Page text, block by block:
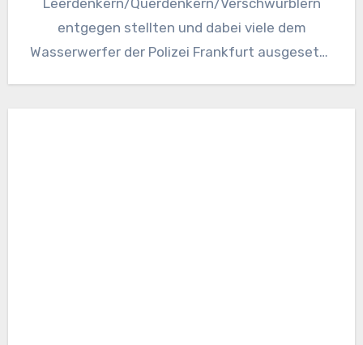
Leerdenkern/Querdenkern/Verschwurblern
entgegen stellten und dabei viele dem
Wasserwerfer der Polizei Frankfurt ausgesetzt